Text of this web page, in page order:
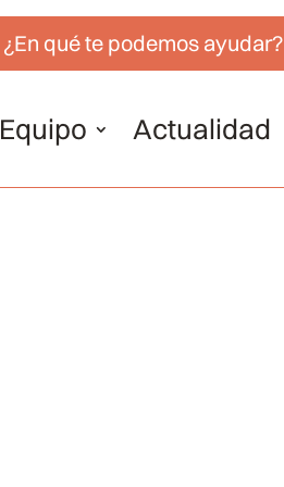
¿En qué te podemos ayudar?
Equipo Actualidad